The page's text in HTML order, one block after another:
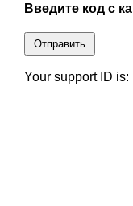
Введите код с
Отправить
Your support ID